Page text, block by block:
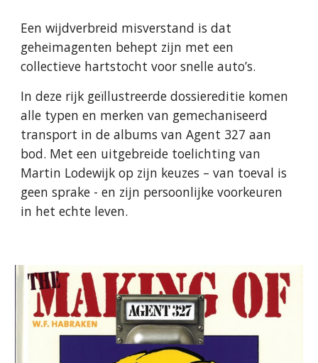
Een wijdverbreid misverstand is dat
geheimagenten behept zijn met een
collectieve hartstocht voor snelle auto’s.
In deze rijk geïllustreerde dossiereditie komen
alle typen en merken van gemechaniseerd
transport in de albums van Agent 327 aan
bod. Met een uitgebreide toelichting van
Martin Lodewijk op zijn keuzes – van toeval is
geen sprake - en zijn persoonlijke voorkeuren
in het echte leven.